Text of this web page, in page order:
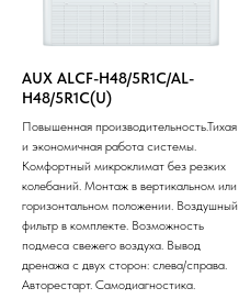
AUX ALCF-H48/5R1С/AL-
H48/5R1С(U)
Повышенная производительность.Тихая
и экономичная работа системы.
Комфортный микроклимат без резких
колебаний. Монтаж в вертикальном или
горизонтальном положении. Воздушный
фильтр в комплекте. Возможность
подмеса свежего воздуха. Вывод
дренажа с двух сторон: слева/справа.
Авторестарт. Самодиагностика.